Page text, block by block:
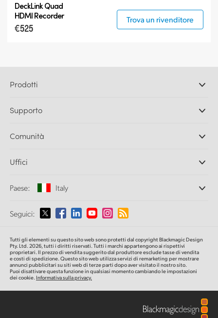
DeckLink Quad
HDMI Recorder
€525
Trova un rivenditore
Prodotti
DaVinci Resolve e Fusion
Ultimatte
Acquisizione e riproduzione
Conversione di standard
Monitoraggio
Archiviazione in rete
Routing e distribuzione
Streaming e codifica
Supporto
Centro assistenza
Comunità
Uffici
Chi siamo
Media
Paese: Italy
Seleziona un Paese
Australia
Austria
Seguici:
Tutti gli elementi su questo sito web sono protetti dal copyright Blackmagic Design
Pty. Ltd. 2026, tutti i diritti riservati. Tutti i marchi appartengono ai rispettivi
proprietari. Il prezzo di vendita suggerito dal produttore esclude tasse di vendita
e costi di spedizione. Questo sito web utilizza servizi di remarketing per mostrare
annunci pubblicitari su siti web di terze parti dopo aver visitato il nostro sito.
Puoi disattivare questa funzione in qualsiasi momento cambiando le impostazioni
dei cookie.Informativa sulla privacy.